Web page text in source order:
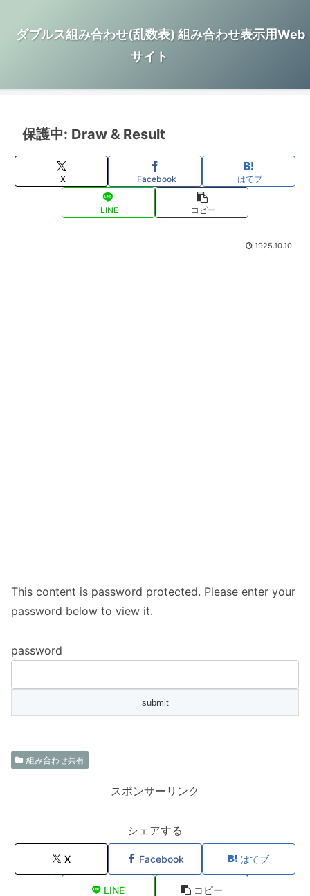
ダブルス組み合わせ(乱数表) 組み合わせ表示用Web
サイト
保護中: Draw & Result
X Facebook はてブ
LINE コピー
1925.10.10
This content is password protected. Please enter your
password below to view it.
password
組み合わせ共有
スポンサーリンク
シェアする
X Facebook はてブ
LINE コピー